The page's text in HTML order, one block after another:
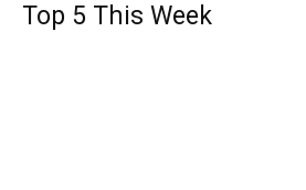
Top 5 This Week